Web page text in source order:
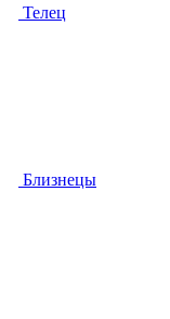
Телец
Близнецы